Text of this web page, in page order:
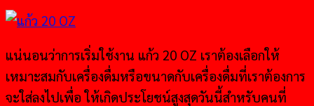
แน่นอนว่าการเริ่มใช้งาน แก้ว 20 OZ เราต้องเลือกให้
เหมาะสมกับเครื่องดื่มหรือขนาดกับเครื่องดื่มที่เราต้องการ
จะใส่ลงไปเพื่อ ให้เกิดประโยชน์สูงสุดวันนี้สำหรับคนที่